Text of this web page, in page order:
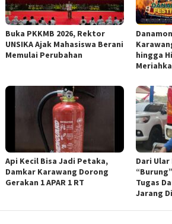
Buka PKKMB 2026, Rektor
UNSIKA Ajak Mahasiswa Berani
Memulai Perubahan
hingga
Api Kecil Bisa Jadi Petaka,
Damkar Karawang Dorong
Gerakan 1 APAR 1 RT
Dari Ular
Tugas
Jarang